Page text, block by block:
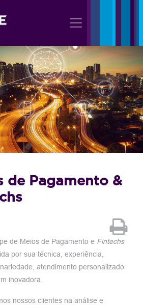
de Pagamento &
de Meios de Pagamento e Fintechs
por sua técnica, experiência,
atendimento personalizado
inovadora.
nossos clientes na análise e